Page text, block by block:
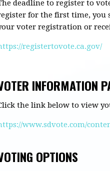
deadline to register to
for the first time, you
voter registration or
registertovote.ca.gov/
INFORMATION
the link below to view
www.sdvote.com/
OPTIONS